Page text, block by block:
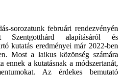
sorozatunk februári rendezvényén
Szentgotthárd alapításáról és
kutatás eredményei már 2022-ben
Most a laikus közönség számára
ennek a kutatásnak a módszertanát,
Az érdekes bemutató